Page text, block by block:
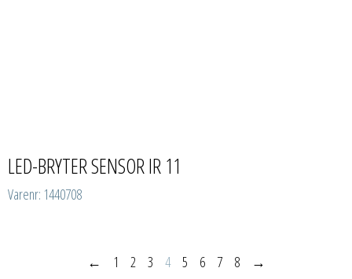
LED-BRYTER SENSOR IR 11
Varenr: 1440708
← 1 2 3 4 5 6 7 8 →